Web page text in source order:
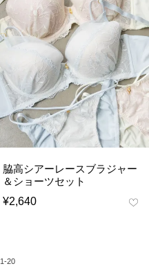
脇高シアーレースブラジャー
＆ショーツセット
¥2,640
1-20